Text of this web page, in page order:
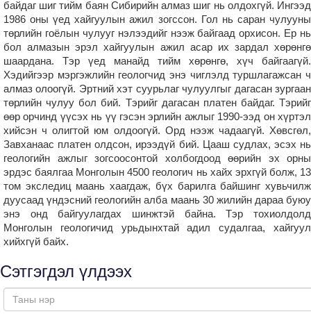
байдаг шиг тийм баян Сибирийн алмаз шиг нь олдохгүй. Ингээд
1986 оны үед хайгуулын ажил зогссон. Гол нь саран чулууны
төрлийн гоёлын чулууг нэлээдийг нээж байгаад орхисон. Ер нь
бол алмазын эрэл хайгуулын ажил асар их зардал хөрөнгө
шаардана. Тэр үед манайд тийм хөрөнгө, хүч байгаагүй.
Хэдийгээр мэргэжлийн геологчид энэ чиглэлд туршлагажсан ч
алмаз олоогүй. Эртний хэт суурьлаг чулуулгыг дагасан зургаан
төрлийн чулуу бол бий. Тэрийг дагасан платен байдаг. Тэрийг
өөр орчинд үүсэх нь үү гэсэн эрлийн ажлыг 1990-ээд он хүртэл
хийсэн ч олигтой юм олдоогүй. Орд нээж чадаагүй. Хөвсгөл,
Завханаас платен олдсон, ирээдүй бий. Цааш судлах, эсэх нь
геологийн ажлыг зогсоосонтой холбогдоод өөрийн эх орны
эрдэс баялгаа Монголын 4500 геологич нь хайх эрхгүй болж, 13
том экследиц маань хаагдаж, бүх барилга байшинг хувьчилж
дуусаад үндэсний геологийн алба маань 30 жилийн дараа буюу
энэ онд байгуулагдах шинжтэй байна. Тэр тохиолдолд
Монголын геологичид урьдынхтай адил судалгаа, хайгуул
хийхгүй байх.
Сэтгэгдэл үлдээх